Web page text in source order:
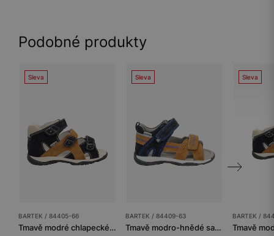
Podobné produkty
Sleva
BARTEK / 84405-66
Tmavě modré chlapecké sandály s hnědou vložkou BARTEK 84405-66
Sleva
BARTEK / 84409-63
Tmavě modro-hnědé sandály pro chlapce BARTEK 84409-63
Sleva
BARTEK /